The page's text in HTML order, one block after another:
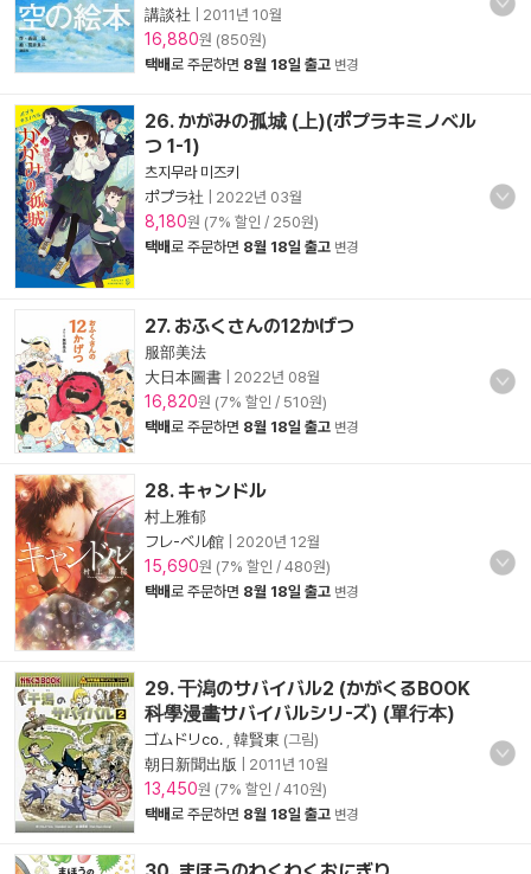
講談社
2011년 10월
16,880원 (850원)
택배로 주문하면 8월 18일 출고 변경
26. かがみの孤城 (上)(ポプラキミノベル
つ 1-1)
츠지무라 미즈키
ポプラ社
2022년 03월
8,180원 (7% 할인 / 250원)
택배로 주문하면 8월 18일 출고 변경
27. おふくさんの12かげつ
服部美法
大日本圖書
2022년 08월
16,820원 (7% 할인 / 510원)
택배로 주문하면 8월 18일 출고 변경
28. キャンドル
村上雅郁
フレ-ベル館
2020년 12월
15,690원 (7% 할인 / 480원)
택배로 주문하면 8월 18일 출고 변경
29. 干潟のサバイバル2 (かがくるBOOK
科學漫畵サバイバルシリ-ズ) (單行本)
ゴムドリco. 韓賢東 (그림)
朝日新聞出版
2011년 10월
13,450원 (7% 할인 / 410원)
택배로 주문하면 8월 18일 출고 변경